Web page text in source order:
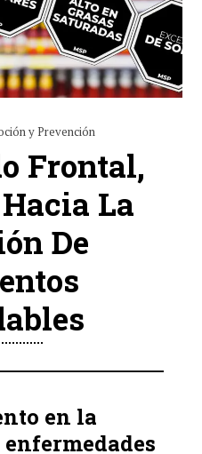
y Prevención
Frontal,
La
De
en la